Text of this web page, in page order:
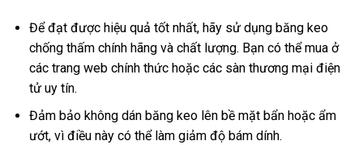
Để đạt được hiệu quả tốt nhất, hãy sử dụng băng keo
chống thấm chính hãng và chất lượng. Bạn có thể mua ở
các trang web chính thức hoặc các sàn thương mại điện
tử uy tín.
Đảm bảo không dán băng keo lên bề mặt bẩn hoặc ẩm
ướt, vì điều này có thể làm giảm độ bám dính.